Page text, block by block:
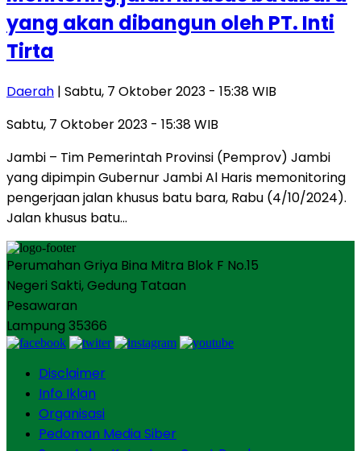
yang akan dibangun oleh PT. Inti
Tirta
Daerah | Sabtu, 7 Oktober 2023 - 15:38 WIB
Sabtu, 7 Oktober 2023 - 15:38 WIB
Jambi – Tim Pemerintah Provinsi (Pemprov) Jambi
yang dipimpin Gubernur Jambi Al Haris memonitoring
pengerjaan jalan khusus batu bara, Rabu (4/10/2024).
Jalan khusus batu…
Perumahan Griya Bina Mitra Blok F No.15
Negeri Sakti, Gedung Tataan
Pesawaran
Lampung 35366
Disclaimer
Info Iklan
Organisasi
Pedoman Media Siber